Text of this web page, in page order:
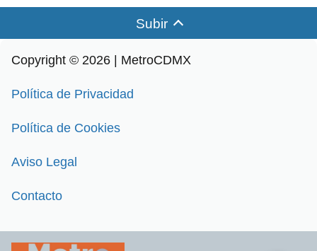
Subir
Copyright © 2026 | MetroCDMX
Política de Privacidad
Política de Cookies
Aviso Legal
Contacto